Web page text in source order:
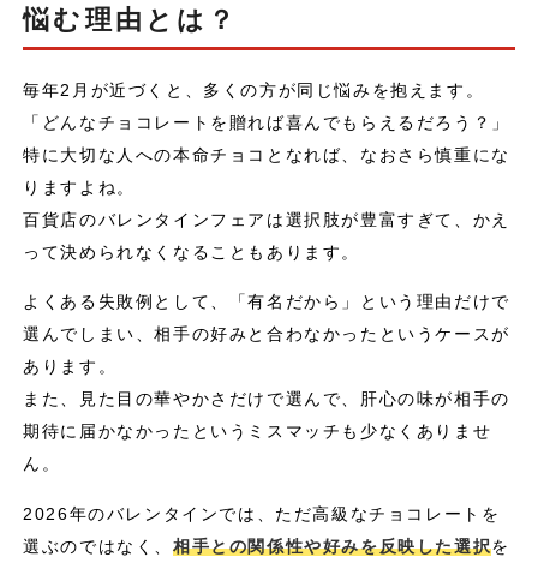
悩む理由とは？
毎年2月が近づくと、多くの方が同じ悩みを抱えます。
「どんなチョコレートを贈れば喜んでもらえるだろう？」
特に大切な人への本命チョコとなれば、なおさら慎重にな
りますよね。
百貨店のバレンタインフェアは選択肢が豊富すぎて、かえ
って決められなくなることもあります。
よくある失敗例として、「有名だから」という理由だけで
選んでしまい、相手の好みと合わなかったというケースが
あります。
また、見た目の華やかさだけで選んで、肝心の味が相手の
期待に届かなかったというミスマッチも少なくありませ
ん。
2026年のバレンタインでは、ただ高級なチョコレートを
選ぶのではなく、 相手との関係性や好みを反映した選択を